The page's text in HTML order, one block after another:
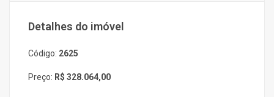
Detalhes do imóvel
Código: 2625
Preço: R$ 328.064,00